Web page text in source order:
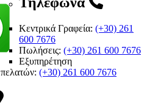
Κεντρικά Γραφεία: (+30) 261
600 7676
Πωλήσεις: (+30) 261 600 7676
Εξυπηρέτηση
πελατών: (+30) 261 600 7676